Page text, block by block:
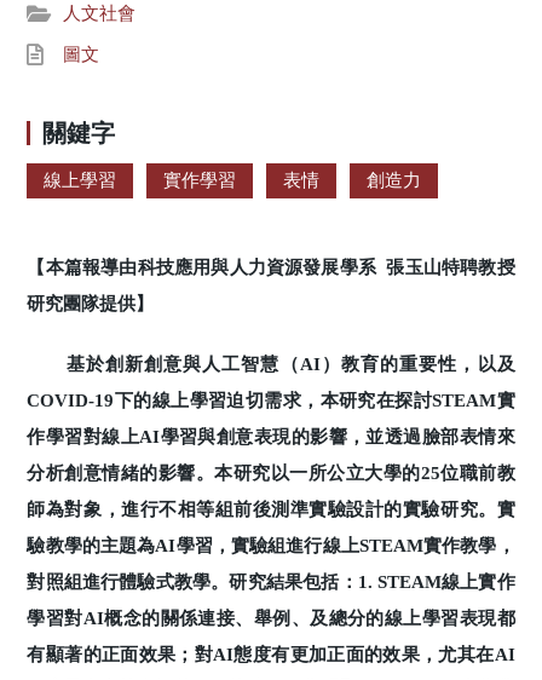
人文社會
圖文
關鍵字
線上學習 實作學習 表情 創造力
【本篇報導由科技應用與人力資源發展學系 張玉山特聘教授
研究團隊提供】
基於創新創意與人工智慧（AI）教育的重要性，以及
COVID-19下的線上學習迫切需求，本研究在探討STEAM實
作學習對線上AI學習與創意表現的影響，並透過臉部表情來
分析創意情緒的影響。本研究以一所公立大學的25位職前教
師為對象，進行不相等組前後測準實驗設計的實驗研究。實
驗教學的主題為AI學習，實驗組進行線上STEAM實作教學，
對照組進行體驗式教學。研究結果包括：1. STEAM線上實作
學習對AI概念的關係連接、舉例、及總分的線上學習表現都
有顯著的正面效果；對AI態度有更加正面的效果，尤其在AI